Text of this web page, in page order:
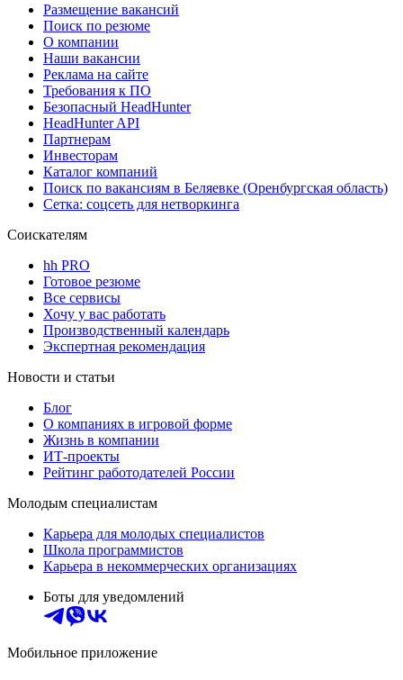
Размещение вакансий
Поиск по резюме
О компании
Наши вакансии
Реклама на сайте
Требования к ПО
Безопасный HeadHunter
HeadHunter API
Партнерам
Инвесторам
Каталог компаний
Поиск по вакансиям в Беляевке (Оренбургская область)
Сетка: соцсеть для нетворкинга
Соискателям
hh PRO
Готовое резюме
Все сервисы
Хочу у вас работать
Производственный календарь
Экспертная рекомендация
Новости и статьи
Блог
О компаниях в игровой форме
Жизнь в компании
ИТ-проекты
Рейтинг работодателей России
Молодым специалистам
Карьера для молодых специалистов
Школа программистов
Карьера в некоммерческих организациях
Боты для уведомлений
Мобильное приложение